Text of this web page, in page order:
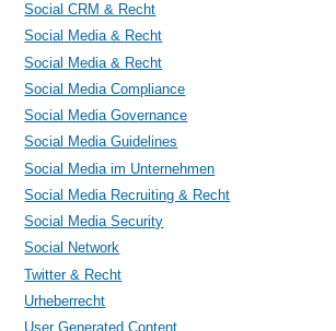
Social CRM & Recht
Social Media & Recht
Social Media & Recht
Social Media Compliance
Social Media Governance
Social Media Guidelines
Social Media im Unternehmen
Social Media Recruiting & Recht
Social Media Security
Social Network
Twitter & Recht
Urheberrecht
User Generated Content